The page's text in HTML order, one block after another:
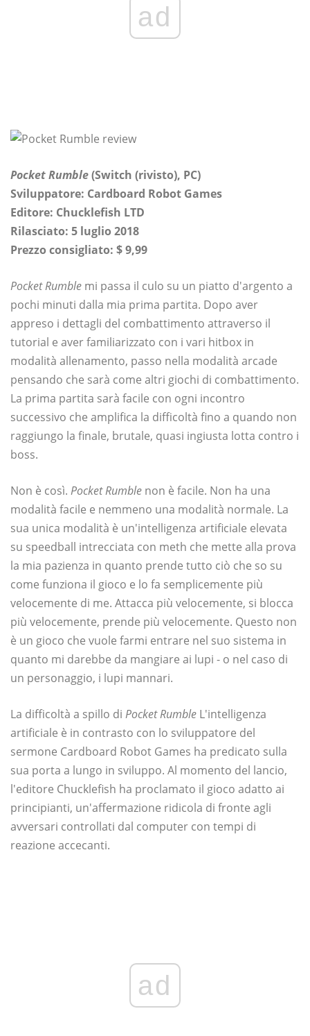
ad
Pocket Rumble(Switch (rivisto), PC)
Sviluppatore: Cardboard Robot Games
Editore: Chucklefish LTD
Rilasciato: 5 luglio 2018
Prezzo consigliato: $ 9,99
Pocket Rumble mi passa il culo su un piatto d'argento a
pochi minuti dalla mia prima partita. Dopo aver
appreso i dettagli del combattimento attraverso il
tutorial e aver familiarizzato con i vari hitbox in
modalità allenamento, passo nella modalità arcade
pensando che sarà come altri giochi di combattimento.
La prima partita sarà facile con ogni incontro
successivo che amplifica la difficoltà fino a quando non
raggiungo la finale, brutale, quasi ingiusta lotta contro i
boss.
Non è così. Pocket Rumble non è facile. Non ha una
modalità facile e nemmeno una modalità normale. La
sua unica modalità è un'intelligenza artificiale elevata
su speedball intrecciata con meth che mette alla prova
la mia pazienza in quanto prende tutto ciò che so su
come funziona il gioco e lo fa semplicemente più
velocemente di me. Attacca più velocemente, si blocca
più velocemente, prende più velocemente. Questo non
è un gioco che vuole farmi entrare nel suo sistema in
quanto mi darebbe da mangiare ai lupi - o nel caso di
un personaggio, i lupi mannari.
La difficoltà a spillo di Pocket Rumble L'intelligenza
artificiale è in contrasto con lo sviluppatore del
sermone Cardboard Robot Games ha predicato sulla
sua porta a lungo in sviluppo. Al momento del lancio,
l'editore Chucklefish ha proclamato il gioco adatto ai
principianti, un'affermazione ridicola di fronte agli
avversari controllati dal computer con tempi di
reazione accecanti.
ad